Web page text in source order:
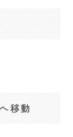
移動